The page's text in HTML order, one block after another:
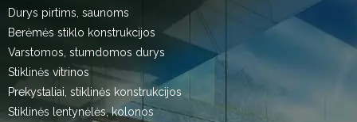
Durys pirtims, saunoms
Berėmės stiklo konstrukcijos
Varstomos, stumdomos durys
Stiklinės vitrinos
Prekystaliai, stiklinės konstrukcijos
Stiklinės lentynėlės, kolonos